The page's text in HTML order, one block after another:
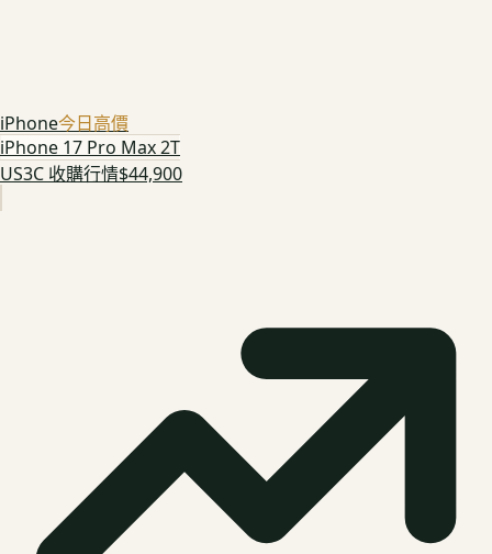
iPhone今日高價
iPhone 17 Pro Max 2T
US3C 收購行情$44,900